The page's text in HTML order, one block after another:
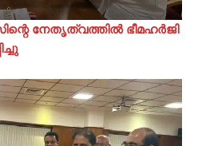
നേതൃത്വത്തിൽ ഭീമഹർജി